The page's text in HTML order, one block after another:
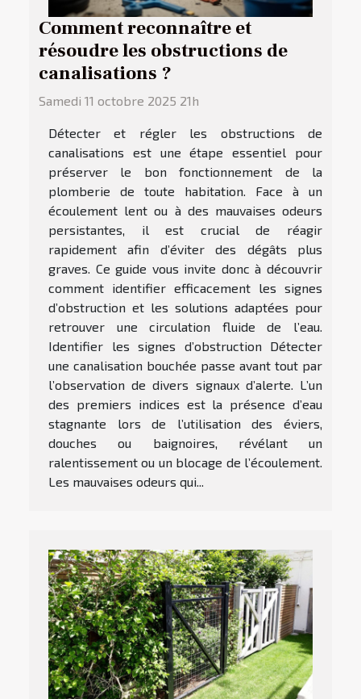
Comment reconnaître et
résoudre les obstructions de
canalisations ?
Samedi 11 octobre 2025 21h
Détecter et régler les obstructions de
canalisations est une étape essentiel pour
préserver le bon fonctionnement de la
plomberie de toute habitation. Face à un
écoulement lent ou à des mauvaises odeurs
persistantes, il est crucial de réagir
rapidement afin d’éviter des dégâts plus
graves. Ce guide vous invite donc à découvrir
comment identifier efficacement les signes
d’obstruction et les solutions adaptées pour
retrouver une circulation fluide de l’eau.
Identifier les signes d’obstruction Détecter
une canalisation bouchée passe avant tout par
l’observation de divers signaux d’alerte. L’un
des premiers indices est la présence d’eau
stagnante lors de l’utilisation des éviers,
douches ou baignoires, révélant un
ralentissement ou un blocage de l’écoulement.
Les mauvaises odeurs qui...